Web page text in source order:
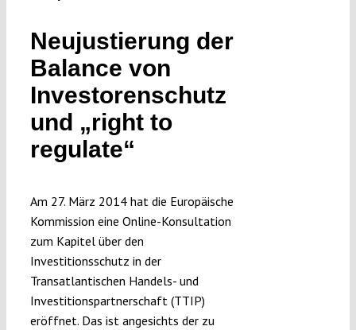
About
Submissions
Neujustierung der
Balance von
Investorenschutz
und „right to
regulate“
Am 27. März 2014 hat die Europäische
Kommission eine Online-Konsultation
zum Kapitel über den
Investitionsschutz in der
Transatlantischen Handels- und
Investitionspartnerschaft (TTIP)
eröffnet. Das ist angesichts der zu